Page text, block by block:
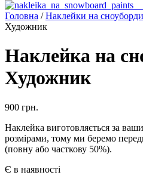
Головна /Наклейки на сноуборди
Художник
Наклейка на
Художник
900 грн.
Наклейка виготовляється за
розмірами, тому ми беремо
(повну або часткову 50%).
Є в наявності